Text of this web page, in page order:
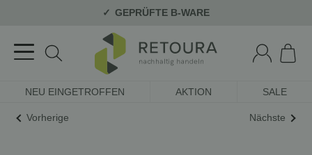
GEPRÜFTE B-WARE
NEU EINGETROFFEN AKTION SALE
Vorherige Nächste